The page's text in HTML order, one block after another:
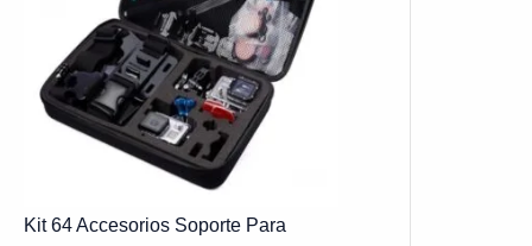
Kit 64 Accesorios Soporte Para